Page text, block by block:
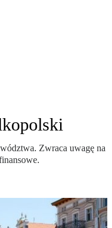
Zwraca uwagę na